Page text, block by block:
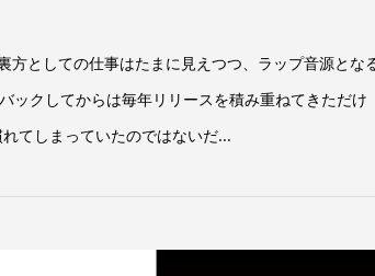
方としての仕事はたまに見えつつ、ラップ音源とな
ックしてからは毎年リリースを積み重ねてきただけ
てしまっていたのではないだ...